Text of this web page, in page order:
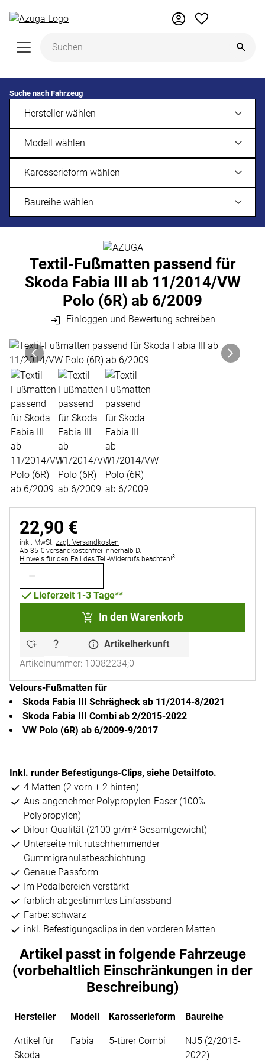
Suche nach Fahrzeug
Textil-Fußmatten passend für
Skoda Fabia III ab 11/2014/VW
Polo (6R) ab 6/2009
Einloggen und Bewertung schreiben
Produktgalerie
Zur Kaufbox springen
22,90 €
Steuerhinweis:
inkl. MwSt. zzgl. Versandkosten
Ab 35 € versandkostenfrei innerhalb D.
Hinweis für den Fall des Teil-Widerrufs beachten!3
Lieferzeit 1-3 Tage**
In den Warenkorb
Artikelherkunft
Artikelnummer: 10082234;0
Velours-Fußmatten für
Skoda Fabia III Schrägheck ab 11/2014-8/2021
Skoda Fabia III Combi ab 2/2015-2022
VW Polo (6R) ab 6/2009-9/2017
Inkl. runder Befestigungs-Clips, siehe Detailfoto.
4 Matten (2 vorn + 2 hinten)
Aus angenehmer Polypropylen-Faser (100%
Polypropylen)
Dilour-Qualität (2100 gr/m² Gesamtgewicht)
Unterseite mit rutschhemmender
Gummigranulatbeschichtung
Genaue Passform
Im Pedalbereich verstärkt
farblich abgestimmtes Einfassband
Farbe: schwarz
inkl. Befestigungsclips in den vorderen Matten
Artikel passt in folgende Fahrzeuge
(vorbehaltlich Einschränkungen in der
Beschreibung)
Hersteller Modell Karosserieform Baureihe
Artikel für
Skoda
Fabia 5-türer Combi
NJ5 (2/2015-
2022)